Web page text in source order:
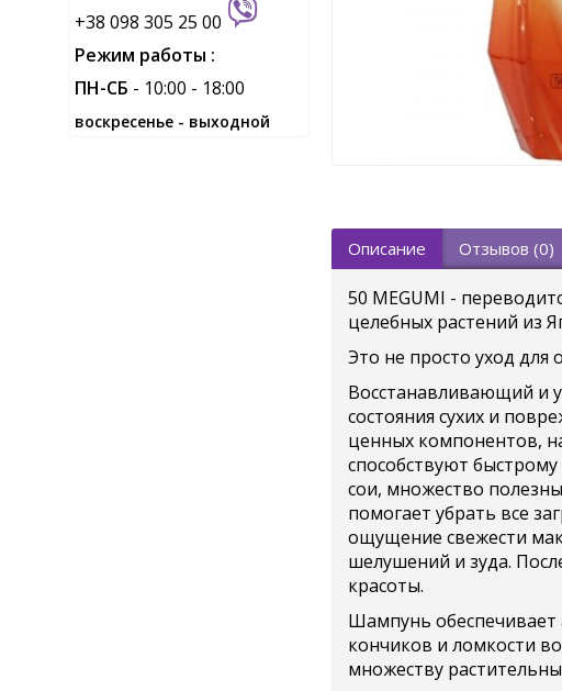
+38 098 305 25 00
Режим работы :
ПН-СБ - 10:00 - 18:00
воскресенье - выходной
Описание Отзывов (0)
50 MEGUMI -
целебных растений из
Это не просто уход
Восстанавливающий и
состояния сухих и
ценных компонентов,
способствуют
сои, множество
помогает убрать все
ощущение свежести
шелушений и зуда.
красоты.
Шампунь обеспечивает
кончиков и ломкости
множеству